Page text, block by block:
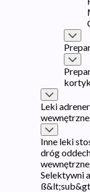
Leki
Inne leki
dróg
Selektywni